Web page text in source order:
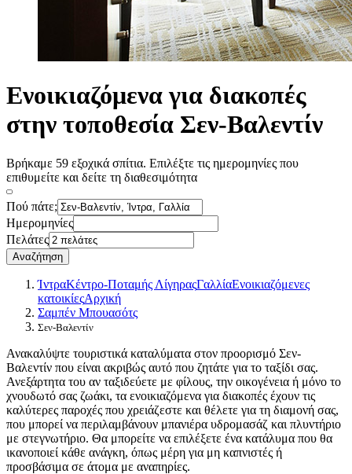
Ενοικιαζόμενα για διακοπές
στην τοποθεσία Σεν-Βαλεντίν
Βρήκαμε 59 εξοχικά σπίτια. Επιλέξτε τις ημερομηνίες που
επιθυμείτε και δείτε τη διαθεσιμότητα
Πού πάτε;
Ημερομηνίες
Πελάτες
Αναζήτηση
ΊντραΚέντρο-Ποταμής ΛίγηραςΓαλλίαΕνοικιαζόμενες
κατοικίεςΑρχική
Σαμπέν Μπουασότς
Σεν-Βαλεντίν
Ανακαλύψτε τουριστικά καταλύματα στον προορισμό Σεν-
Βαλεντίν που είναι ακριβώς αυτό που ζητάτε για το ταξίδι σας.
Ανεξάρτητα του αν ταξιδεύετε με φίλους, την οικογένεια ή μόνο το
χνουδωτό σας ζωάκι, τα ενοικιαζόμενα για διακοπές έχουν τις
καλύτερες παροχές που χρειάζεστε και θέλετε για τη διαμονή σας,
που μπορεί να περιλαμβάνουν μπανιέρα υδρομασάζ και πλυντήριο
με στεγνωτήριο. Θα μπορείτε να επιλέξετε ένα κατάλυμα που θα
ικανοποιεί κάθε ανάγκη, όπως μέρη για μη καπνιστές ή
προσβάσιμα σε άτομα με αναπηρίες.